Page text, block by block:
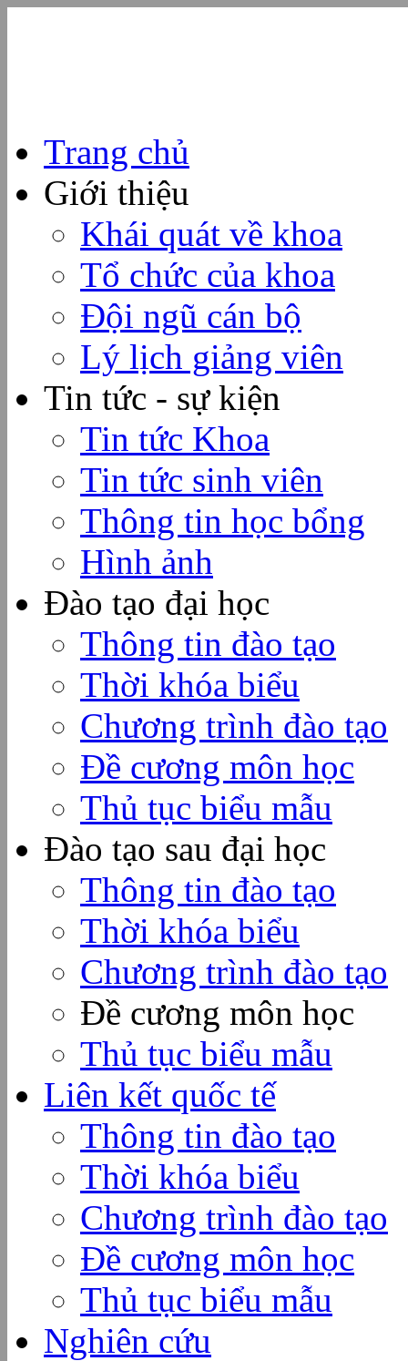
Trang chủ
Giới thiệu
Khái quát về khoa
Tổ chức của khoa
Đội ngũ cán bộ
Lý lịch giảng viên
Tin tức - sự kiện
Tin tức Khoa
Tin tức sinh viên
Thông tin học bổng
Hình ảnh
Đào tạo đại học
Thông tin đào tạo
Thời khóa biểu
Chương trình đào tạo
Đề cương môn học
Thủ tục biểu mẫu
Đào tạo sau đại học
Thông tin đào tạo
Thời khóa biểu
Chương trình đào tạo
Đề cương môn học
Thủ tục biểu mẫu
Liên kết quốc tế
Thông tin đào tạo
Thời khóa biểu
Chương trình đào tạo
Đề cương môn học
Thủ tục biểu mẫu
Nghiên cứu